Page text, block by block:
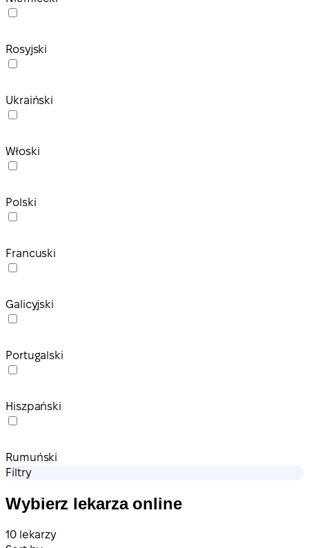
Rosyjski
Ukraiński
Włoski
Polski
Francuski
Galicyjski
Portugalski
Hiszpański
Rumuński
Filtry
Wybierz lekarza online
10 lekarzy